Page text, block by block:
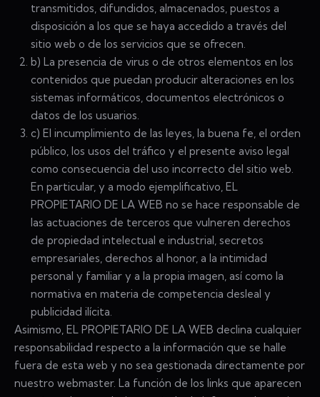
transmitidos, difundidos, almacenados, puestos a
disposición a los que se haya accedido a través del
sitio web o de los servicios que se ofrecen.
b) La presencia de virus o de otros elementos en los
contenidos que puedan producir alteraciones en los
sistemas informáticos, documentos electrónicos o
datos de los usuarios.
c) El incumplimiento de las leyes, la buena fe, el orden
público, los usos del tráfico y el presente aviso legal
como consecuencia del uso incorrecto del sitio web.
En particular, y a modo ejemplificativo, EL
PROPIETARIO DE LA WEB no se hace responsable de
las actuaciones de terceros que vulneren derechos
de propiedad intelectual e industrial, secretos
empresariales, derechos al honor, a la intimidad
personal y familiar y a la propia imagen, así como la
normativa en materia de competencia desleal y
publicidad ilícita.
Asimismo, EL PROPIETARIO DE LA WEB declina cualquier
responsabilidad respecto a la información que se halle
fuera de esta web y no sea gestionada directamente por
nuestro webmaster. La función de los links que aparecen